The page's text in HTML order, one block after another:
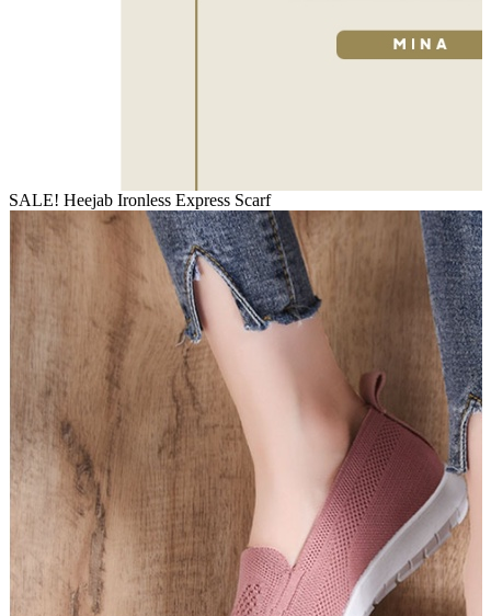
SALE! Heejab Ironless Express Scarf